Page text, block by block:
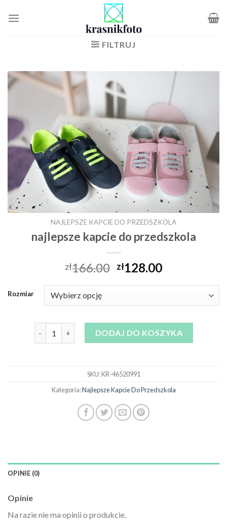
FILTRUJ
NAJLEPSZE KAPCIE DO PRZEDSZKOLA
najlepsze kapcie do przedszkola
zł166.00 zł128.00
Rozmiar
ilość najlepsze kapcie do przedszkola
DODAJ DO KOSZYKA
SKU:KR-46520991
Kategoria:Najlepsze Kapcie Do Przedszkola
OPINIE (0)
Opinie
Na razie nie ma opinii o produkcie.